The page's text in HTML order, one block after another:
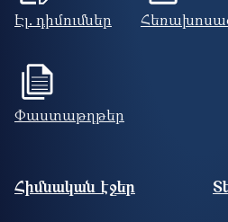
Էլ. դիմումներ
Փաստաթղթեր
Footer site information
Հիմնական էջեր